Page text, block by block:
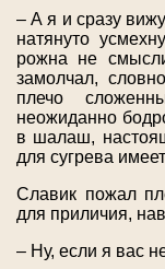
– А я и сразу
натянуто
рожна не
замолчал,
плечо
неожиданно
в шалаш,
для сугрева
Славик пожал
для приличия,
– Ну, если я вас